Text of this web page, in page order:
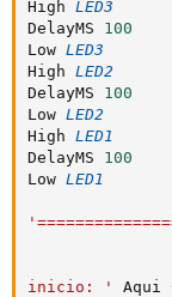
High LED3
DelayMS 100
Low LED3
High LED2
DelayMS 100
Low LED2
High LED1
DelayMS 100
Low LED1
inicio: ' Aqui